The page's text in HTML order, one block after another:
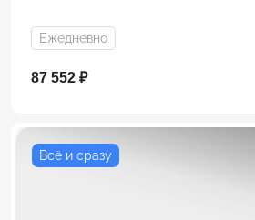
Ежедневно
87 552 ₽
Всё и сразу